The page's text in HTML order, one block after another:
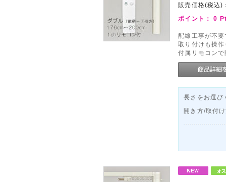
販売価格(税込)
ポイント：0
配線工事が不
取り付けも操
付属リモコン
長さをお選
開き方/取付